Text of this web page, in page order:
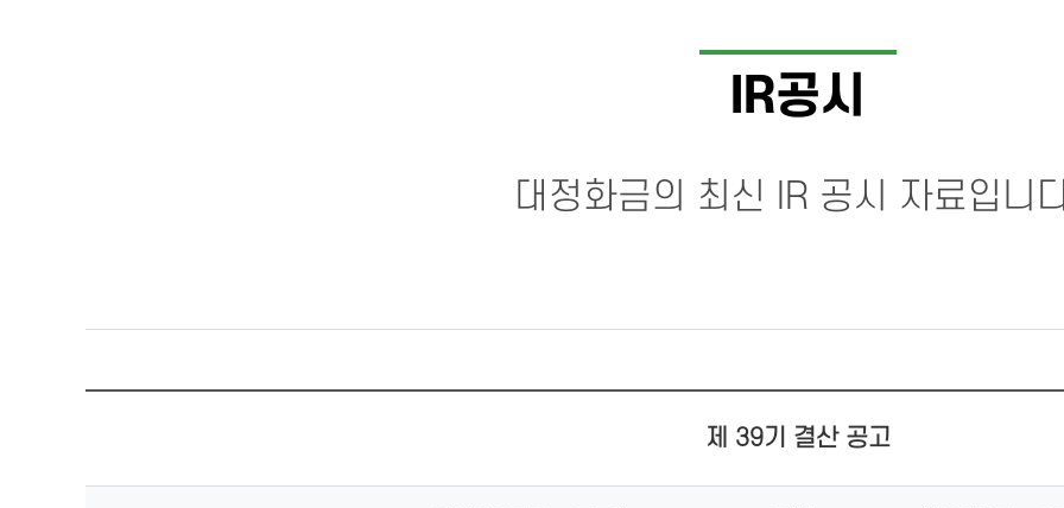
IR공시
대정화금의 최신 IR 공시 자료입니
제 39기 결산 공고